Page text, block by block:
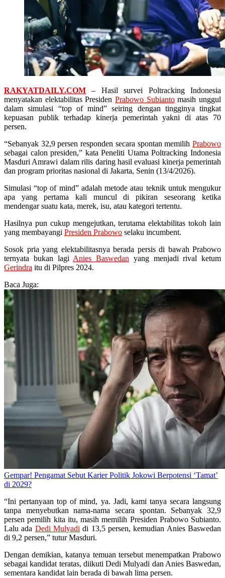
RAKYATDAILY.COM – Hasil survei Poltracking Indonesia
menyatakan elektabilitas Presiden Prabowo Subiantomasih unggul
dalam simulasi “top of mind” seiring dengan tingginya tingkat
kepuasan publik terhadap kinerja pemerintah yakni di atas 70
persen.
“Sebanyak 32,9 persen responden secara spontan memilih Prabowo
sebagai calon presiden,” kata Peneliti Utama Poltracking Indonesia
Masduri Amrawi dalam rilis daring hasil evaluasi kinerja pemerintah
dan program prioritas nasional di Jakarta, Senin (13/4/2026).
Simulasi “top of mind” adalah metode atau teknik untuk mengukur
apa yang pertama kali muncul di pikiran seseorang ketika
mendengar suatu kata, merek, isu, atau kategori tertentu.
Hasilnya pun cukup mengejutkan, terutama elektabilitas tokoh lain
yang membayangi Presiden Prabowo selaku incumbent.
Sosok pria yang elektabilitasnya berada persis di bawah Prabowo
ternyata bukan lagi Anies Baswedan yang menjadi rival ketum
Gerindra itu di Pilpres 2024.
Baca Juga:
Gempar! Pengamat Sebut Karier Politik Jokowi Berpotensi ‘Tamat’
di 2029?
“Ini pertanyaan top of mind, ya. Jadi, kami tanya secara langsung
tanpa menyebutkan nama-nama secara spontan. Sebanyak 32,9
persen pemilih kita itu, masih memilih Presiden Prabowo Subianto.
Lalu ada Dedi Mulyadi di 13,5 persen, kemudian Anies Baswedan
di 9,2 persen,” tutur Masduri.
Dengan demikian, katanya temuan tersebut menempatkan Prabowo
sebagai kandidat teratas, diikuti Dedi Mulyadi dan Anies Baswedan,
sementara kandidat lain berada di bawah lima persen.